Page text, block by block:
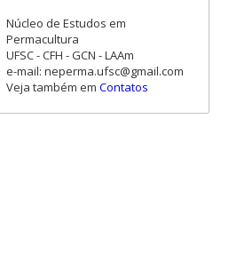
Núcleo de Estudos em
Permacultura
UFSC - CFH - GCN - LAAm
e-mail: neperma.ufsc@gmail.com
Veja também em Contatos